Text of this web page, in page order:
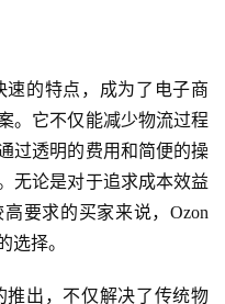
速的特点，成为了电子商
。它不仅能减少物流过程
过透明的费用和简便的操
无论是对于追求成本效益
要求的买家来说，Ozon
选择。
推出，不仅解决了传统物